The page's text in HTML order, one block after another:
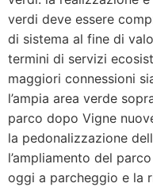
verdi deve essere
di sistema al fine di
termini di servizi
maggiori connessioni
l’ampia area verde
parco dopo Vigne
la pedonalizzazione
l’ampliamento del
oggi a parcheggio e la